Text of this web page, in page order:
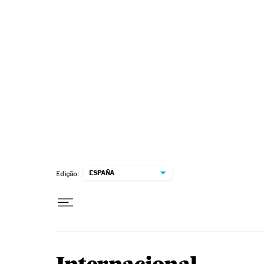
Edição: ESPAÑA